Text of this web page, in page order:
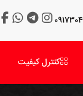
کنترل کیفیت